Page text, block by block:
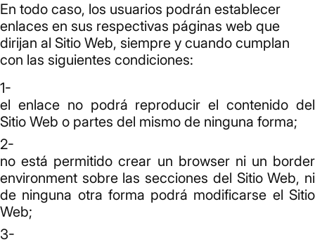
En todo caso, los usuarios podrán establecer
enlaces en sus respectivas páginas web que
dirijan al Sitio Web, siempre y cuando cumplan
con las siguientes condiciones:
el enlace no podrá reproducir el contenido del
Sitio Web o partes del mismo de ninguna forma;
no está permitido crear un browser ni un border
environment sobre las secciones del Sitio Web, ni
de ninguna otra forma podrá modificarse el Sitio
Web;